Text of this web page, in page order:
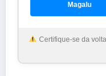
Magalu
Certifique-se da